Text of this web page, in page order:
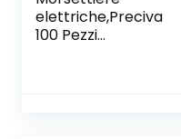
elettriche,Preciva
100 Pezzi